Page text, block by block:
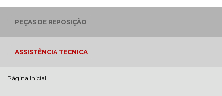
PEÇAS DE REPOSIÇÃO
ASSISTÊNCIA TECNICA
Página Inicial